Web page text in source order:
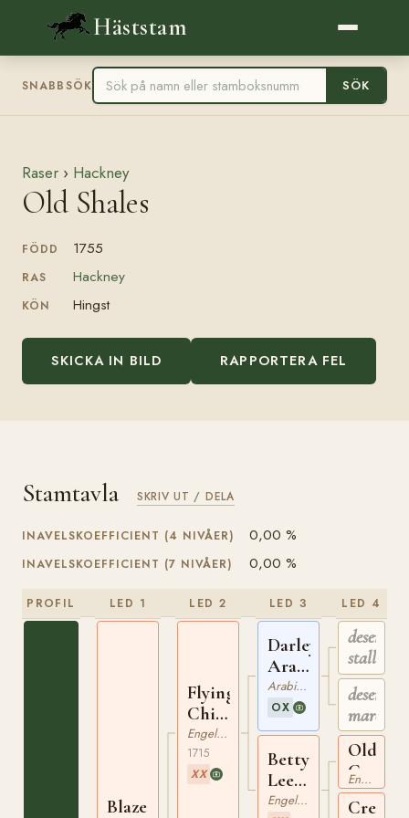
Häststam
SNABBSÖK SÖK
Raser › Hackney
Old Shales
FÖDD 1755
RAS Hackney
KÖN Hingst
SKICKA IN BILD RAPPORTERA FEL
Stamtavla SKRIV UT / DELA
INAVELSKOEFFICIENT (4 NIVÅER) 0,00 %
INAVELSKOEFFICIENT (7 NIVÅER) 0,00 %
PROFIL LED 1
Blaze
LED 2
Flying
Childers
xx
Engelskt Fullblod
1715
XX
LED 3
Darley
Arabian
ox Arabiskt Fullblod
OX
Betty
Leedes
xx
Engelskt Fullblod
LED 4
desert
stallion
desert
mare
Old
xx
Engelskt Fullblod
Cream